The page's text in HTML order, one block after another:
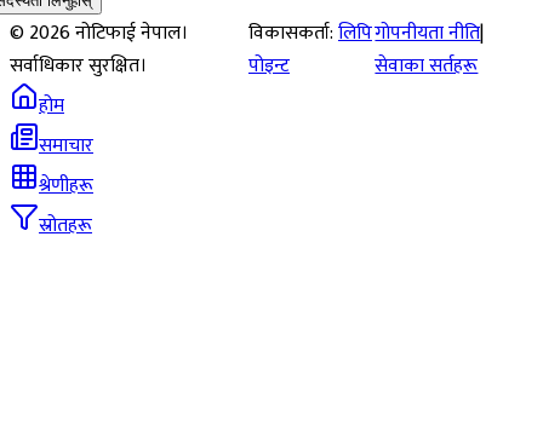
©2026नोटिफाई नेपाल।
सर्वाधिकार सुरक्षित।
विकासकर्ता:लिपि
पोइन्ट
गोपनीयता नीति|
सेवाका सर्तहरू
होम
समाचार
श्रेणीहरू
स्रोतहरू